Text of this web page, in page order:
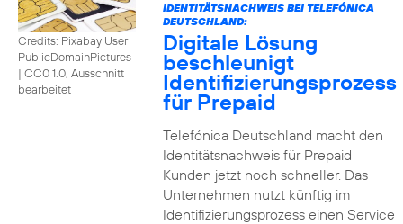
Credits: Pixabay User
PublicDomainPictures
| CC0 1.0, Ausschnitt
bearbeitet
IDENTITÄTSNACHWEIS BEI TELEFÓNICA
DEUTSCHLAND:
Digitale Lösung
beschleunigt
Identifizierungsprozess
für Prepaid
Telefónica Deutschland macht den
Identitätsnachweis für Prepaid
Kunden jetzt noch schneller. Das
Unternehmen nutzt künftig im
Identifizierungsprozess einen Service